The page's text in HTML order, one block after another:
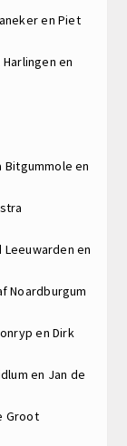
en Piet
Harlingen en
Bitgummole en
Leeuwarden en
Noardburgum
en Dirk
en Jan de
Groot